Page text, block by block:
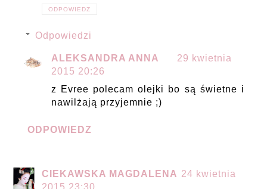
ODPOWIEDZ
Odpowiedzi
ALEKSANDRA ANNA
29 kwietnia
2015 20:26
z Evree polecam olejki bo są świetne i
nawilżają przyjemnie ;)
ODPOWIEDZ
CIEKAWSKA MAGDALENA 24 kwietnia
2015 23:30